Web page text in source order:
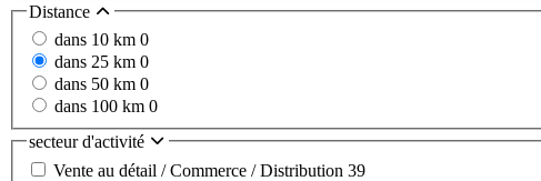
Distance
dans 10 km 0
dans 25 km 0
dans 50 km 0
dans 100 km 0
secteur d'activité
Vente au détail / Commerce / Distribution 39